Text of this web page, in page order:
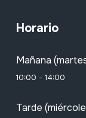
Horario
Mañana
10:00 - 14:00
Tarde